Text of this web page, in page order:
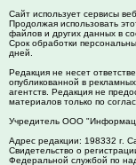
Сайт использует сервисы
Продолжая использовать
файлов и других данных в
Срок обработки
дней.
Редакция не несет
опубликованной в
агентств. Редакция не
материалов только по
Учредитель ООО
Адрес редакции: 198332 г.
Свидетельство о
Федеральной службой по